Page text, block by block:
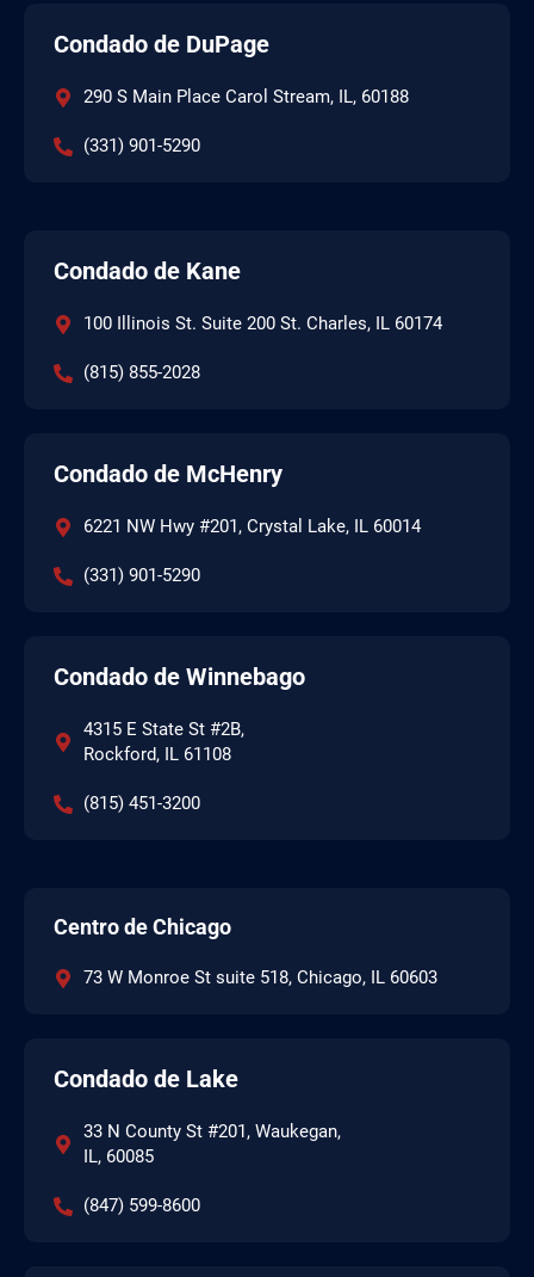
Condado de DuPage
290 S Main Place Carol Stream, IL, 60188
(331) 901-5290
Condado de Kane
100 Illinois St. Suite 200 St. Charles, IL 60174
(815) 855-2028
Condado de McHenry
6221 NW Hwy #201, Crystal Lake, IL 60014
(331) 901-5290
Condado de Winnebago
4315 E State St #2B,
Rockford, IL 61108
(815) 451-3200
Centro de Chicago
73 W Monroe St suite 518, Chicago, IL 60603
Condado de Lake
33 N County St #201, Waukegan,
IL, 60085
(847) 599-8600